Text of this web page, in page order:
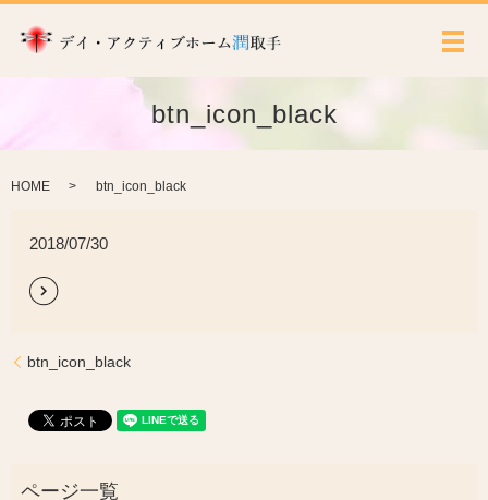
メ
btn_icon_black
HOME btn_icon_black
2018/07/30
btn_icon_black